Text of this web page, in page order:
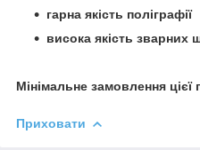
гарна якість поліграфії
висока якість зварних
Мінімальне замовлення цієї
Приховати